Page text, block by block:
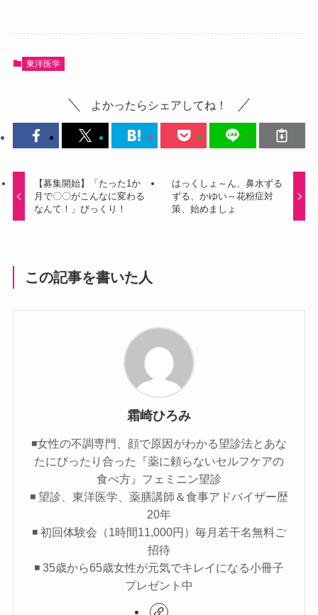
東洋医学
よかったらシェアしてね！
【募集開始】「たった1か
月で〇〇がこんなに変わる
なんて！」びっくり！
はっくしょ～ん、鼻水ずる
ずる、かゆい～花粉症対
策、始めましょ
この記事を書いた人
霜崎ひろみ
◾️女性の不調専門、顔で原因がわかる望診法とあな
たにぴったり合った『薬に頼らないセルフケアの
食べ方』フェミニン望診
◾️ 望診、東洋医学、薬膳講師＆食事アドバイザー歴
20年
◾️ 初回体験会（1時間11,000円）毎月若干名無料ご
招待
◾️ 35歳から65歳女性が元気でキレイになる小冊子
プレゼント中